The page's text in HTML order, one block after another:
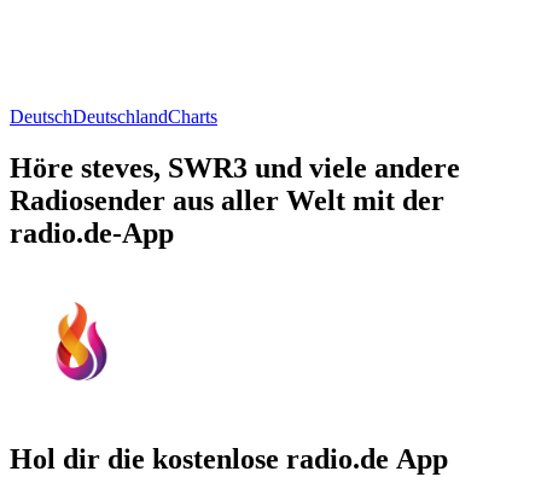
DeutschDeutschlandCharts
Höre steves, SWR3 und viele andere
Radiosender aus aller Welt mit der
radio.de-App
Hol dir die kostenlose radio.de App